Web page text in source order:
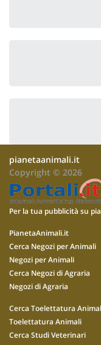
pianetaanimali.it
Copyright © 2026
Per la tua pubblicità su
PianetaAnimali.it
Cerca Negozi per Animali
Negozi per Animali
Cerca Negozi di Agraria
Negozi di Agraria
Cerca Toelettatura
Toelettatura Animali
Cerca Studi Veterinari